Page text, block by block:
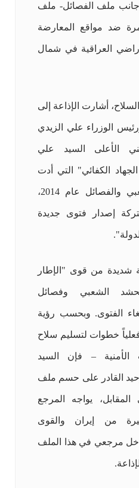
جانب ملف الفصائل- ملف
ضد مواقع المعارضة
العراقية في شمال
أشارت الإذاعة إلى
الوزراء علي الزيدي
الأعلى السيد علي
الكفائي" التي أدت
إلى تأسيس الحشد الشعبي والفصائل عام 2014،
إصدار فتوى جديدة
شديدة من قوى "الإطار
الشعبي وفصائل
الفتوى. وبحسب رؤية
فعلياً خطوات لتسليم سلاح
الأمنية – فإن السيد
القادر على حسم ملف
يواجه المرجع
من إيران والقوى
مرجعي في هذا الملف